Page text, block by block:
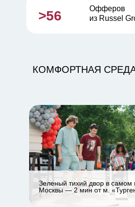
>56
Офферов
из Russel
КОМФОРТНАЯ
Зеленый тихий двор в самом
Москвы — 2 мин от м.